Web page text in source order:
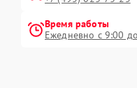
Время работы
Ежедневно с 9:00